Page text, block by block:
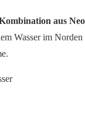
aus
Wasser im Norden